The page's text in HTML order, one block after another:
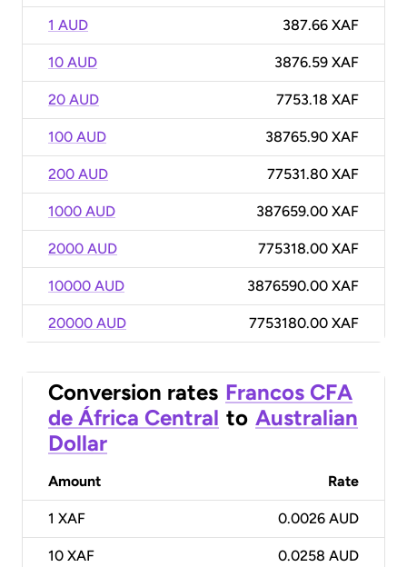
1 AUD 387.66 XAF
10 AUD 3876.59 XAF
20 AUD 7753.18 XAF
100 AUD 38765.90 XAF
200 AUD 77531.80 XAF
1000 AUD 387659.00 XAF
2000 AUD 775318.00 XAF
10000 AUD 3876590.00 XAF
20000 AUD 7753180.00 XAF
Conversion rates Francos CFA
de África Central to Australian
Dollar
Amount Rate
1 XAF 0.0026 AUD
10 XAF 0.0258 AUD